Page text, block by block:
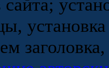
сайта;